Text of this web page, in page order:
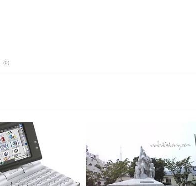
(0)